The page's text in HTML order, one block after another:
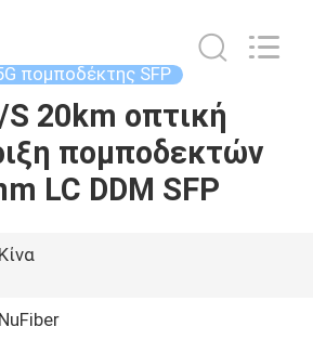
πομποδέκτης SFP
20km οπτική
πομποδεκτών
LC DDM SFP
Κίνα
NuFiber